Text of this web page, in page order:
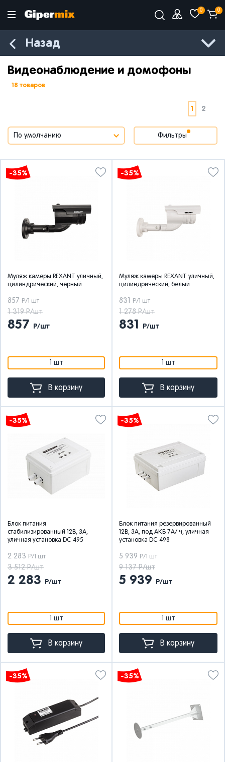
0 0
Назад
Видеонаблюдение и домофоны
18 товаров
1 2
Фильтры
-35%
Муляж камеры REXANT уличный,
цилиндрический, черный
857 Р/1 шт
1 319 Р/шт
857 Р/шт
1 шт
В корзину
-35%
Муляж камеры REXANT уличный,
цилиндрический, белый
831 Р/1 шт
1 278 Р/шт
831 Р/шт
1 шт
В корзину
-35%
Блок питания
стабилизированный 12В, 3А,
уличная установка DC-495
2 283 Р/1 шт
3 512 Р/шт
2 283 Р/шт
1 шт
В корзину
-35%
Блок питания резервированный
12В, 3А, под АКБ 7А/ ч, уличная
установка DC-498
5 939 Р/1 шт
9 137 Р/шт
5 939 Р/шт
1 шт
В корзину
-35% -35%